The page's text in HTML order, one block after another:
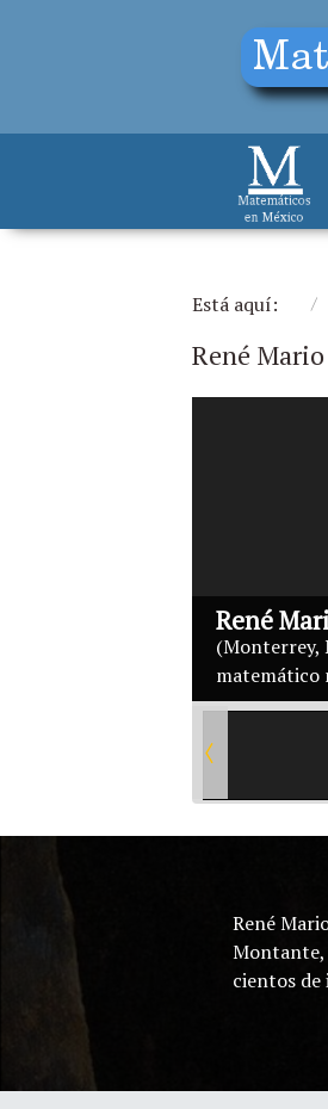
Está aquí:
René
René
(Monterrey,
matemático
René
Montante,
cientos